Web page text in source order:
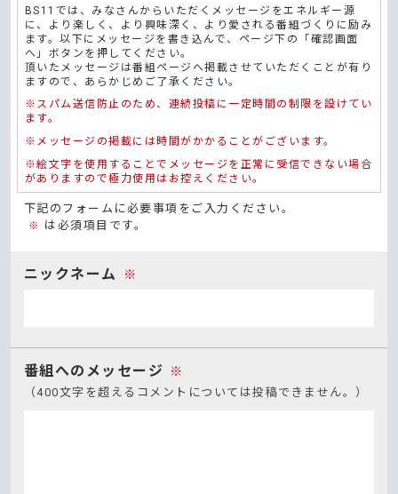
BS11では、みなさんからいただくメッセージをエネルギー源
に、より楽しく、より興味深く、より愛される番組づくりに励み
ます。以下にメッセージを書き込んで、ページ下の「確認画面
へ」ボタンを押してください。
頂いたメッセージは番組ページへ掲載させていただくことが有り
ますので、あらかじめご了承ください。
※スパム送信防止のため、連続投稿に一定時間の制限を設けてい
ます。
※メッセージの掲載には時間がかかることがございます。
※絵文字を使用することでメッセージを正常に受信できない場合
がありますので極力使用はお控えください。
下記のフォームに必要事項をご入力ください。
※ は必須項目です。
ニックネーム ※
番組へのメッセージ ※
（400文字を超えるコメントについては投稿できません。）